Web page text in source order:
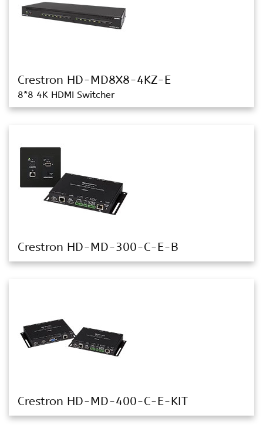
Crestron HD-MD8X8-4KZ-E
8*8 4K HDMI Switcher
Crestron HD-MD-300-C-E-B
Crestron HD-MD-400-C-E-KIT